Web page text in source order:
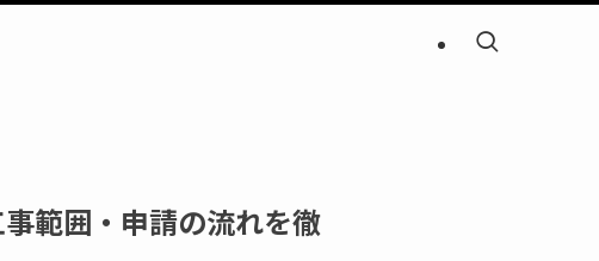
範囲・申請の流れを徹